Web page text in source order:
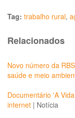
Tag: trabalho rural,
Relacionados
Novo número da
saúde e meio
Documentário 'A
internet | Notícia